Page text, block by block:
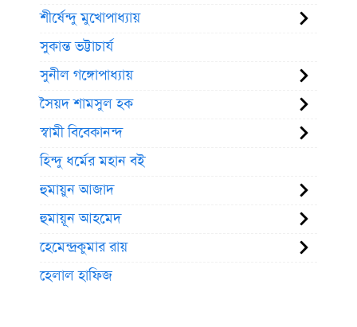
শীর্ষেন্দু মুখোপাধ্যায়
সুকান্ত ভট্টাচার্য
সুনীল গঙ্গোপাধ্যায়
সৈয়দ শামসুল হক
স্বামী বিবেকানন্দ
হিন্দু ধর্মের মহান বই
হুমায়ুন আজাদ
হুমায়ূন আহমেদ
হেমেন্দ্রকুমার রায়
হেলাল হাফিজ